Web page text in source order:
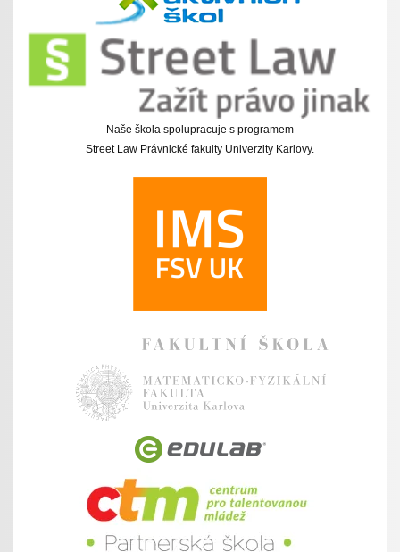
Naše škola spolupracuje s programem
Street Law Právnické fakulty Univerzity Karlovy.